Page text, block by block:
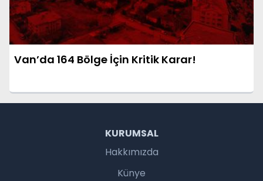
Van’da 164 Bölge İçin Kritik Karar!
KURUMSAL
Hakkımızda
Künye